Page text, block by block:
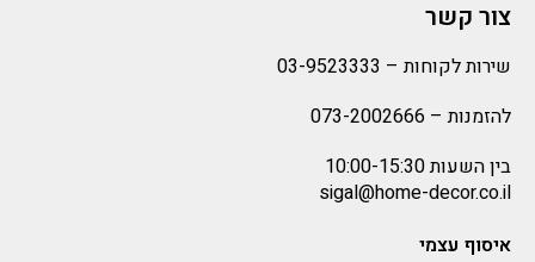
צור קשר
שירות לקוחות – 03-9523333
להזמנות – 073-2002666
בין השעות 10:00-15:30
sigal@home-decor.co.il
איסוף עצמי